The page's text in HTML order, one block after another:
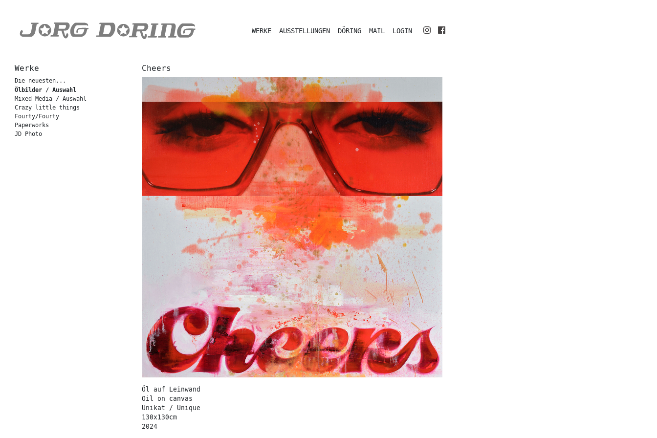
WERKE AUSSTELLUNGEN DÖRING MAIL LOGIN
Werke
Die neuesten...
Ölbilder / Auswahl
Mixed Media / Auswahl
Crazy little things
Fourty/Fourty
Paperworks
JD Photo
Cheers
Öl auf Leinwand
Oil on canvas
Unikat / Unique
130x130cm
2024